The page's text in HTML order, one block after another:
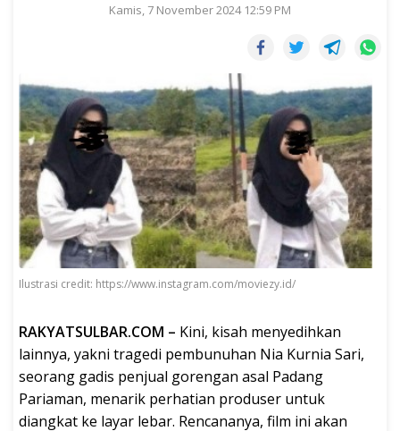
Kamis, 7 November 2024 12:59 PM
Ilustrasi credit: https://www.instagram.com/moviezy.id/
RAKYATSULBAR.COM – Kini, kisah menyedihkan
lainnya, yakni tragedi pembunuhan Nia Kurnia Sari,
seorang gadis penjual gorengan asal Padang
Pariaman, menarik perhatian produser untuk
diangkat ke layar lebar. Rencananya, film ini akan